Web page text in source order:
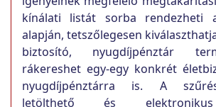
kínálati listát sorba rendezheti
alapján, tetszőlegesen
biztosító, nyugdíjpénztár
rákereshet egy-egy konkrét
nyugdíjpénztárra is. A
letölthető és